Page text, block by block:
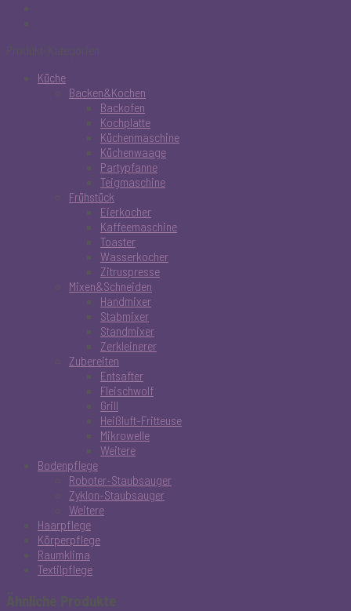
Produkt-Kategorien
Küche
Backen&Kochen
Backofen
Kochplatte
Küchenmaschine
Küchenwaage
Partypfanne
Teigmaschine
Frühstück
Eierkocher
Kaffeemaschine
Toaster
Wasserkocher
Zitruspresse
Mixen&Schneiden
Handmixer
Stabmixer
Standmixer
Zerkleinerer
Zubereiten
Entsafter
Fleischwolf
Grill
Heißluft-Fritteuse
Mikrowelle
Weitere
Bodenpflege
Roboter-Staubsauger
Zyklon-Staubsauger
Weitere
Haarpflege
Körperpflege
Raumklima
Textilpflege
Ähnliche Produkte